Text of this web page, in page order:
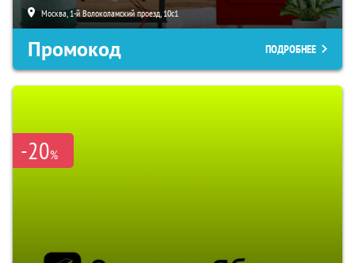
Москва, 1-й Волоколамский проезд, 10с1
Промокод ПОДРОБНЕЕ
-20%